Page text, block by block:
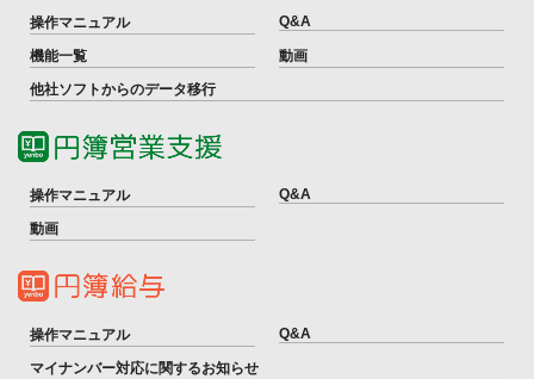
操作マニュアル Q&A
機能一覧
動画
他社ソフトからのデータ移行
操作マニュアル Q&A
動画
操作マニュアル Q&A
マイナンバー対応に関するお知らせ